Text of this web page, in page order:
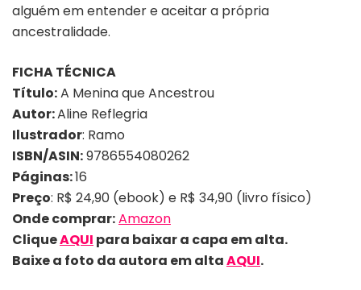
alguém em entender e aceitar a própria
ancestralidade.
FICHA TÉCNICA
Título:A Menina que Ancestrou
Autor:Aline Reflegria
Ilustrador: Ramo
ISBN/ASIN:9786554080262
Páginas:16
Preço: R$ 24,90 (ebook) e R$ 34,90 (livro físico)
Onde comprar:Amazon
CliqueAQUI para baixar a capa em alta.
Baixe a foto da autora em altaAQUI.